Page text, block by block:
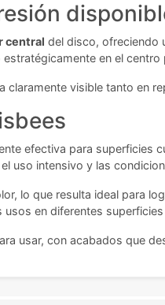
central del disco, ofreciendo
en el
claramente visible tanto en
efectiva para superficies
uso intensivo y las
lo que resulta ideal para
en diferentes
usar, con acabados que